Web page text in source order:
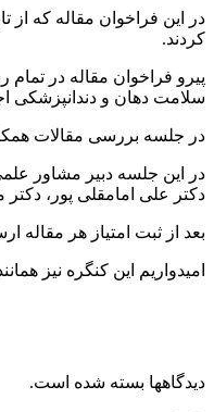
کردند.
سلامت دهان و دندانپزشکی
در جلسه بررسی مقالات
در این جلسه دبیر مشاور
دکتر علی امامقلی پور،
بعد از ثبت امتیاز هر مقاله
امیدواریم این کنگره نیز
دیدگاهها بسته شده است.